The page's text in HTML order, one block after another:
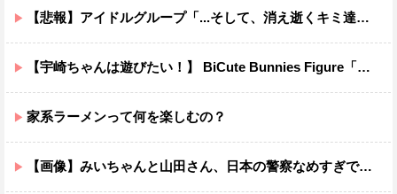
【悲報】アイドルグループ「...そして、消え逝くキミ達と。」結成5カ月で消え逝くｗｗｗｗ
【宇崎ちゃんは遊びたい！】 BiCute Bunnies Figure「宇崎花」「宇崎月」メタリックパープルver. プライズフィギュア【ラウンドワン限定で展開決定】
家系ラーメンって何を楽しむの？
【画像】みいちゃんと山田さん、日本の警察なめすぎで炎上ｗｗｗｗwｗｗｗｗｗｗｗｗｗ